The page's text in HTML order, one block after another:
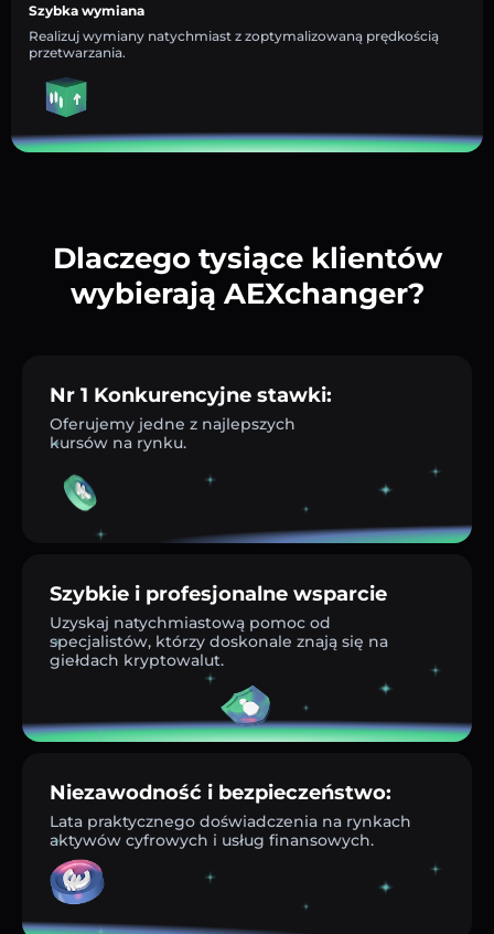
Szybka wymiana
Realizuj wymiany natychmiast z zoptymalizowaną prędkością
przetwarzania.
Dlaczego tysiące klientów
wybierają AEXchanger?
Nr 1 Konkurencyjne stawki:
Oferujemy jedne z najlepszych
kursów na rynku.
Szybkie i profesjonalne wsparcie
Uzyskaj natychmiastową pomoc od
specjalistów, którzy doskonale znają się na
giełdach kryptowalut.
Niezawodność i bezpieczeństwo:
Lata praktycznego doświadczenia na rynkach
aktywów cyfrowych i usług finansowych.